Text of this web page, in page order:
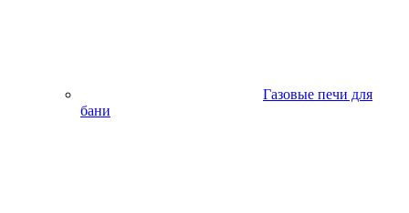
Газовые печи для
бани